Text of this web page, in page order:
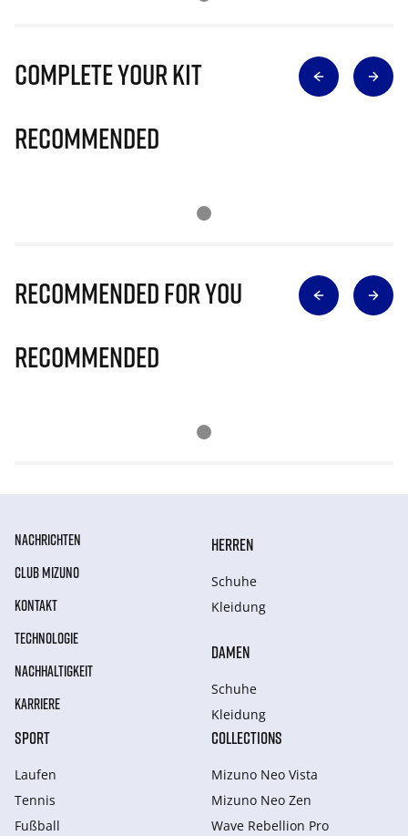
Complete Your Kit
Recommended
Recommended for you
Recommended
NACHRICHTEN
CLUB MIZUNO
KONTAKT
TECHNOLOGIE
NACHHALTIGKEIT
KARRIERE
HERREN
Schuhe
Kleidung
DAMEN
Schuhe
Kleidung
SPORT
Laufen
Tennis
Fußball
COLLECTIONS
Mizuno Neo Vista
Mizuno Neo Zen
Wave Rebellion Pro